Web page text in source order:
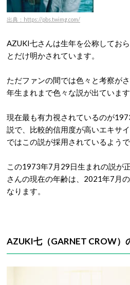
出典：https://pbs.twimg.com/
AZUKI七さんは生年を公称してお
とだけ明かされています。
ただファンの間では色々と考察が
年生まれまで色々な説が出ています
現在最も有力視されているのが
説で、比較的信用度が高いエキサ
ではこの説が採用されているようで
この1973年7月29日生まれの説が
さんの現在の年齢は、2021年7月
なります。
AZUKI七（GARNET CROW）